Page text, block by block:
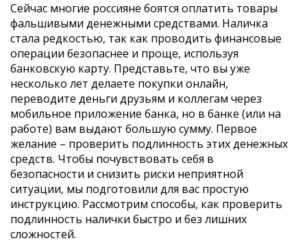
Сейчас многие россияне боятся оплатить товары
фальшивыми денежными средствами. Наличка
стала редкостью, так как проводить финансовые
операции безопаснее и проще, используя
банковскую карту. Представьте, что вы уже
несколько лет делаете покупки онлайн,
переводите деньги друзьям и коллегам через
мобильное приложение банка, но в банке (или на
работе) вам выдают большую сумму. Первое
желание – проверить подлинность этих денежных
средств. Чтобы почувствовать себя в
безопасности и снизить риски неприятной
ситуации, мы подготовили для вас простую
инструкцию. Рассмотрим способы, как проверить
подлинность налички быстро и без лишних
сложностей.